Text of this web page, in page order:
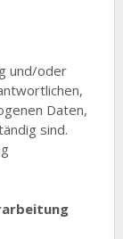
und/oder
Daten,
sind.